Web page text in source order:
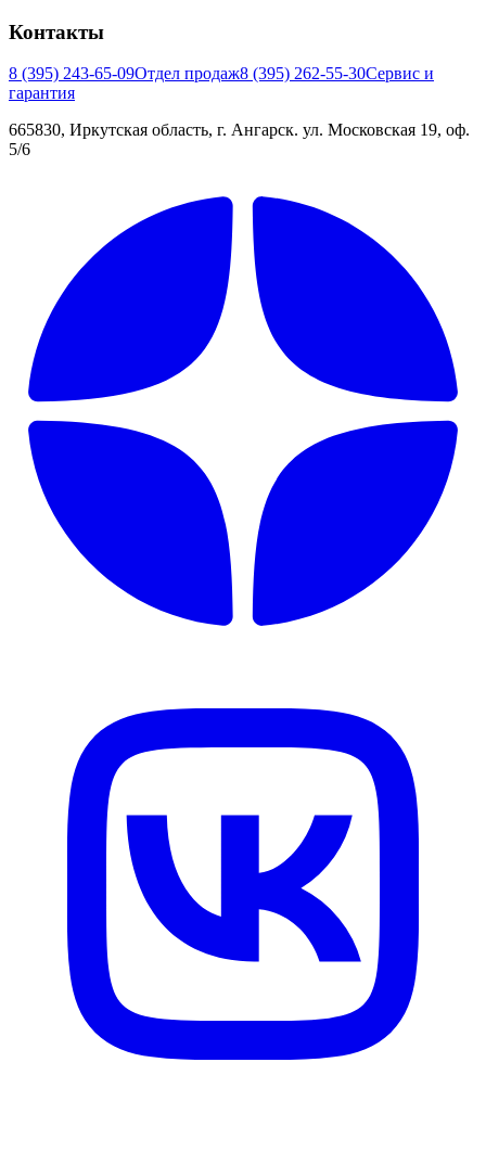
Контакты
8 (395) 243-65-09Отдел продаж8 (395) 262-55-30Сервис и
гарантия
665830, Иркутская область, г. Ангарск. ул. Московская 19, оф.
5/6